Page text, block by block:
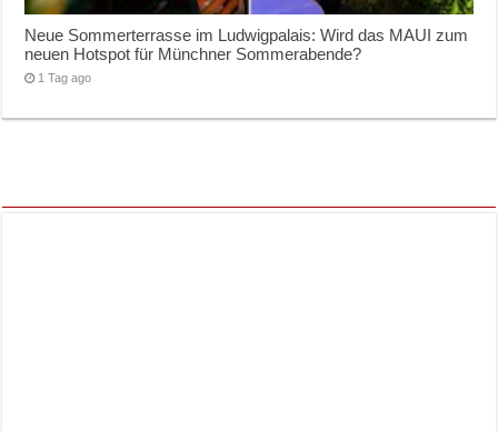
Neue Sommerterrasse im Ludwigpalais: Wird das MAUI zum
neuen Hotspot für Münchner Sommerabende?
1 Tag ago